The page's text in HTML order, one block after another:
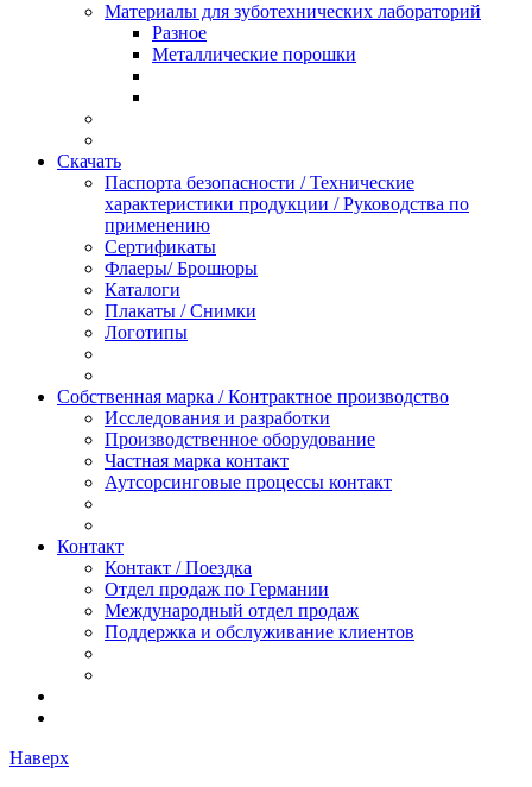
Материалы для зуботехнических лабораторий
Разное
Mеталлические порошки
Скачать
Паспорта безопасности / Технические
характеристики продукции / Руководствa по
применению
Сертификаты
Флаеры/ Брошюры
Каталоги
Плакаты / Снимки
Логотипы
Собственная марка / Контрактное производство
Исследования и разработки
Производственное оборудование
Частная марка контакт
Аутсорсинговые процессы контакт
Контакт
Контакт / Поездка
Oтдел продаж по Германии
Международный отдел продаж
Поддержка и oбслуживаниe клиентов
Наверх